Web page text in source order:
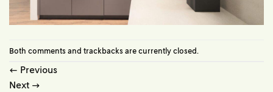
Both comments and trackbacks are currently closed.
← Previous
Next →